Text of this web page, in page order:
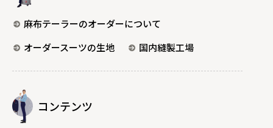
麻布テーラーのオーダーについて
オーダースーツの生地
国内縫製工場
コンテンツ